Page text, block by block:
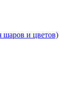
шаров и цветов)